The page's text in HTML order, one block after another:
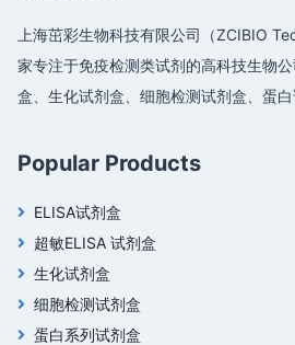
上海茁彩生物科技有限公司（ZCIBIO
家专注于免疫检测类试剂的高科技生物
盒、生化试剂盒、细胞检测试剂盒、蛋白
Popular Products
ELISA试剂盒
超敏ELISA 试剂盒
生化试剂盒
细胞检测试剂盒
蛋白系列试剂盒